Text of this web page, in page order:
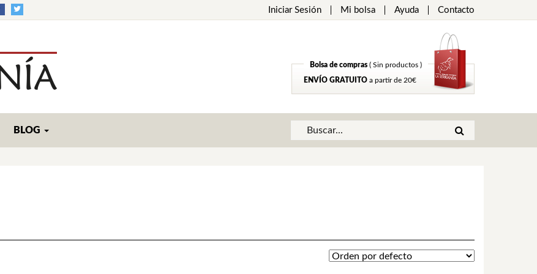
Iniciar Sesión Mi bolsa Ayuda Contacto
Bolsa de compras ( Sin productos )
ENVÍO GRATUITO a partir de 20€
BLOG